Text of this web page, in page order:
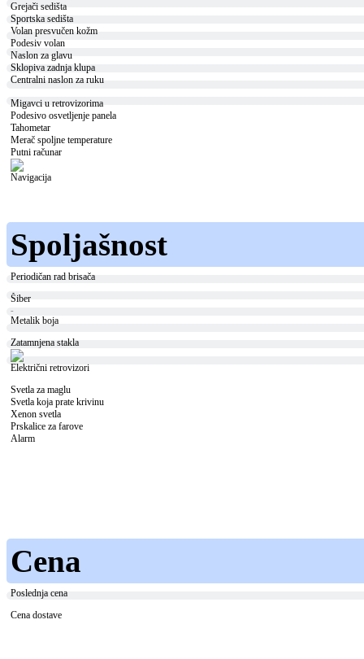
Grejači sedišta
Sportska sedišta
Volan presvučen kožm
Podesiv volan
Naslon za glavu
Sklopiva zadnja klupa
Centralni naslon za ruku
Migavci u retrovizorima
Podesivo osvetljenje panela
Tahometar
Merač spoljne temperature
Putni računar
Navigacija
Spoljašnost
Periodičan rad brisača
Šiber
-
Metalik boja
Zatamnjena stakla
Električni retrovizori
Svetla za maglu
Svetla koja prate krivinu
Xenon svetla
Prskalice za farove
Alarm
Cena
Poslednja cena
Cena dostave